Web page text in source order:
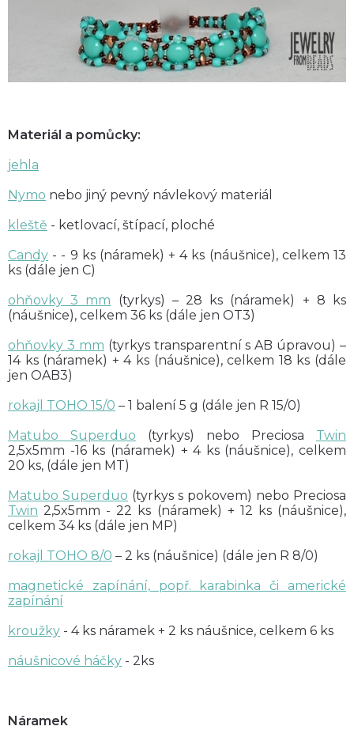
Materiál a pomůcky:
jehla
Nymo nebo jiný pevný návlekový materiál
kleště - ketlovací, štípací, ploché
Candy - - 9 ks (náramek) + 4 ks (náušnice), celkem 13
ks (dále jen C)
ohňovky 3 mm (tyrkys) – 28 ks (náramek) + 8 ks
(náušnice), celkem 36 ks (dále jen OT3)
ohňovky 3 mm (tyrkys transparentní s AB úpravou) –
14 ks (náramek) + 4 ks (náušnice), celkem 18 ks (dále
jen OAB3)
rokajl TOHO 15/0 – 1 balení 5 g (dále jen R 15/0)
Matubo Superduo (tyrkys) nebo Preciosa Twin
2,5x5mm -16 ks (náramek) + 4 ks (náušnice), celkem
20 ks, (dále jen MT)
Matubo Superduo (tyrkys s pokovem) nebo Preciosa
Twin 2,5x5mm - 22 ks (náramek) + 12 ks (náušnice),
celkem 34 ks (dále jen MP)
rokajl TOHO 8/0 – 2 ks (náušnice) (dále jen R 8/0)
magnetické zapínání, popř. karabinka či americké
zapínání
kroužky - 4 ks náramek + 2 ks náušnice, celkem 6 ks
náušnicové háčky - 2ks
Náramek